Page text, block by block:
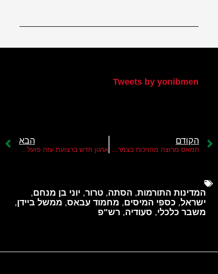
Tweets by yonibmen
הקודם
חמאס מרוצה מהויכוח בצמרת הישראלית על הר הבית
הבא
ארגון חדש ברצועת עזה פועל נגד חמאס
המדינות התורמות, הסתה, טרור, יוני בן מנחם,
ישראל, כספי המיסים, מחמוד עבאס, ממשל ביידן,
משבר כלכלי, סעודיה, רש"פ